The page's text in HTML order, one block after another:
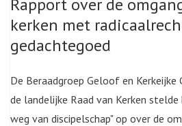
Rapport over de
kerken met
gedachtegoed
De Beraadgroep Geloof en Kerkeijke
de landelijke Raad van Kerken
weg van discipelschap" op over de